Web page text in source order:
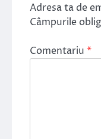
Adresa ta de
Câmpurile
Comentariu *